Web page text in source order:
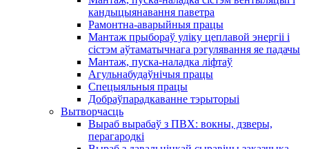
кандыцыянавання паветра
Рамонтна-аварыйныя працы
Мантаж прыбораў уліку цеплавой энергіі і
сістэм аўтаматычнага рэгулявання яе падачы
Мантаж, пуска-наладка ліфтаў
Агульнабудаўнічыя працы
Спецыяльныя працы
Добраўпарадкаванне тэрыторыі
Вытворчасць
Выраб вырабаў з ПВХ: вокны, дзверы,
перагародкі